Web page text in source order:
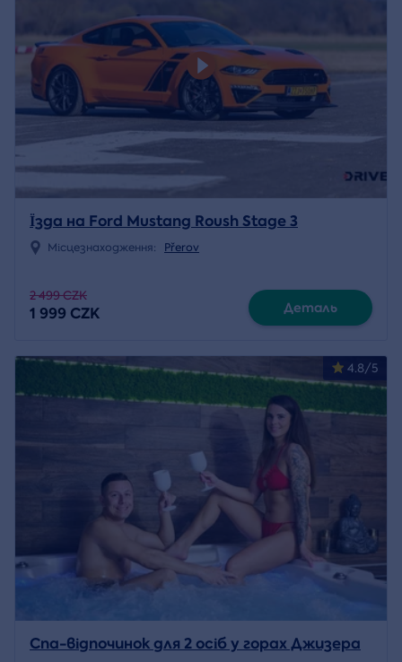
Їзда на Ford Mustang Roush Stage 3
Місцезнаходження: Přerov
2 499 CZK
1 999 CZK Деталь
4.8/5
Спа-відпочинок для 2 осіб у горах Джизера